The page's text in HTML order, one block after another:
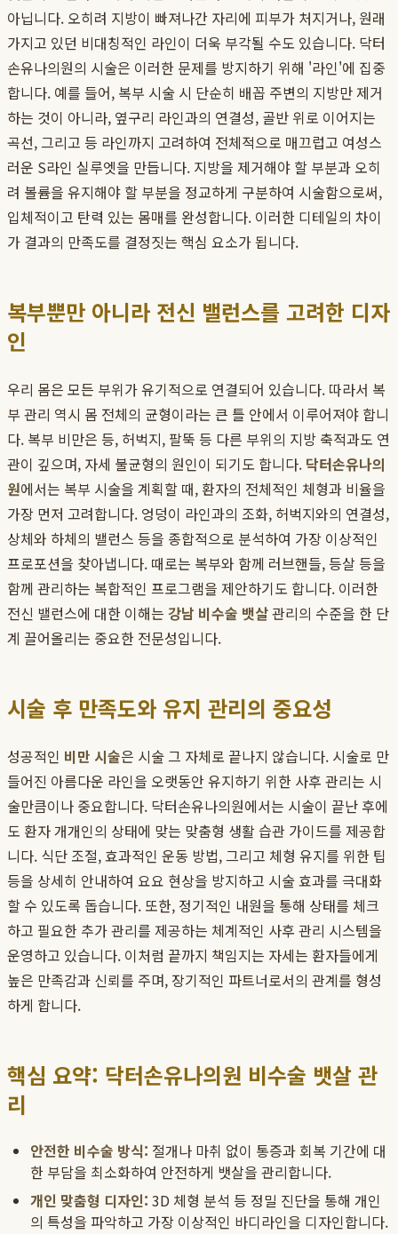
아닙니다. 오히려 지방이 빠져나간 자리에 피부가 처지거나, 원래
가지고 있던 비대칭적인 라인이 더욱 부각될 수도 있습니다. 닥터
손유나의원의 시술은 이러한 문제를 방지하기 위해 '라인'에 집중
합니다. 예를 들어, 복부 시술 시 단순히 배꼽 주변의 지방만 제거
하는 것이 아니라, 옆구리 라인과의 연결성, 골반 위로 이어지는
곡선, 그리고 등 라인까지 고려하여 전체적으로 매끄럽고 여성스
러운 S라인 실루엣을 만듭니다. 지방을 제거해야 할 부분과 오히
려 볼륨을 유지해야 할 부분을 정교하게 구분하여 시술함으로써,
입체적이고 탄력 있는 몸매를 완성합니다. 이러한 디테일의 차이
가 결과의 만족도를 결정짓는 핵심 요소가 됩니다.
복부뿐만 아니라 전신 밸런스를 고려한 디자
인
우리 몸은 모든 부위가 유기적으로 연결되어 있습니다. 따라서 복
부 관리 역시 몸 전체의 균형이라는 큰 틀 안에서 이루어져야 합니
다. 복부 비만은 등, 허벅지, 팔뚝 등 다른 부위의 지방 축적과도 연
관이 깊으며, 자세 불균형의 원인이 되기도 합니다. 닥터손유나의
원에서는 복부 시술을 계획할 때, 환자의 전체적인 체형과 비율을
가장 먼저 고려합니다. 엉덩이 라인과의 조화, 허벅지와의 연결성,
상체와 하체의 밸런스 등을 종합적으로 분석하여 가장 이상적인
프로포션을 찾아냅니다. 때로는 복부와 함께 러브핸들, 등살 등을
함께 관리하는 복합적인 프로그램을 제안하기도 합니다. 이러한
전신 밸런스에 대한 이해는 강남 비수술 뱃살관리의 수준을 한 단
계 끌어올리는 중요한 전문성입니다.
시술 후 만족도와 유지 관리의 중요성
성공적인 비만 시술은 시술 그 자체로 끝나지 않습니다. 시술로 만
들어진 아름다운 라인을 오랫동안 유지하기 위한 사후 관리는 시
술만큼이나 중요합니다. 닥터손유나의원에서는 시술이 끝난 후에
도 환자 개개인의 상태에 맞는 맞춤형 생활 습관 가이드를 제공합
니다. 식단 조절, 효과적인 운동 방법, 그리고 체형 유지를 위한 팁
등을 상세히 안내하여 요요 현상을 방지하고 시술 효과를 극대화
할 수 있도록 돕습니다. 또한, 정기적인 내원을 통해 상태를 체크
하고 필요한 추가 관리를 제공하는 체계적인 사후 관리 시스템을
운영하고 있습니다. 이처럼 끝까지 책임지는 자세는 환자들에게
높은 만족감과 신뢰를 주며, 장기적인 파트너로서의 관계를 형성
하게 합니다.
핵심 요약: 닥터손유나의원 비수술 뱃살 관
리
안전한 비수술 방식: 절개나 마취 없이 통증과 회복 기간에 대
한 부담을 최소화하여 안전하게 뱃살을 관리합니다.
개인 맞춤형 디자인: 3D 체형 분석 등 정밀 진단을 통해 개인
의 특성을 파악하고 가장 이상적인 바디라인을 디자인합니다.